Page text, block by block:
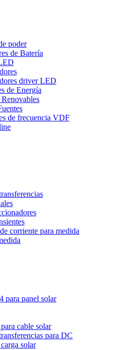
poder
de Batería
driver LED
de Energía
de frecuencia VDF
corriente para medida
para panel solar
cable solar
para DC
solar